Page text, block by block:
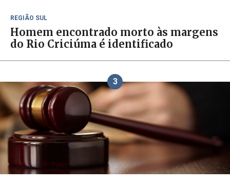
REGIÃO SUL
Homem encontrado morto às margens
do Rio Criciúma é identificado
3